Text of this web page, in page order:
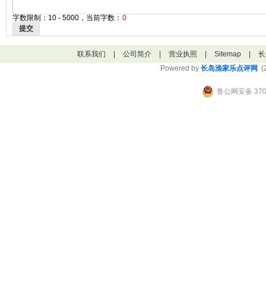
字数限制：10 - 5000，当前字数： 0
提交
联系我们 公司简介 营业执照 Sitemap
Powered by 长岛渔家乐点评网
鲁公网安备